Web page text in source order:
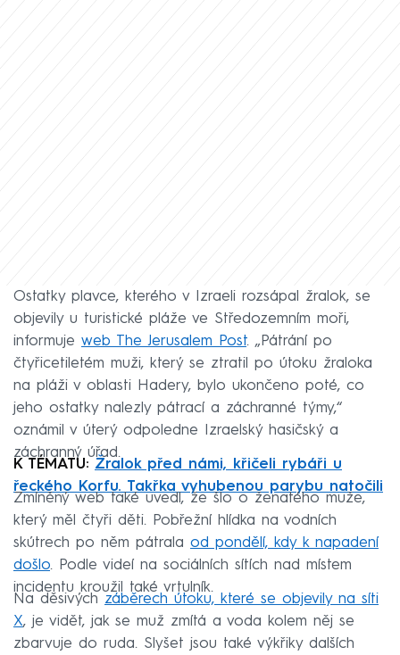
Ostatky plavce, kterého v Izraeli rozsápal žralok, se
objevily u turistické pláže ve Středozemním moři,
informuje web The Jerusalem Post. „Pátrání po
čtyřicetiletém muži, který se ztratil po útoku žraloka
na pláži v oblasti Hadery, bylo ukončeno poté, co
jeho ostatky nalezly pátrací a záchranné týmy,“
oznámil v úterý odpoledne Izraelský hasičský a
záchranný úřad.
K TÉMATU: Žralok před námi, křičeli rybáři u
řeckého Korfu. Takřka vyhubenou parybu natočili
Zmíněný web také uvedl, že šlo o ženatého muže,
který měl čtyři děti. Pobřežní hlídka na vodních
skútrech po něm pátrala od pondělí, kdy k napadení
došlo. Podle videí na sociálních sítích nad místem
incidentu kroužil také vrtulník.
Na děsivých záběrech útoku, které se objevily na síti
X, je vidět, jak se muž zmítá a voda kolem něj se
zbarvuje do ruda. Slyšet jsou také výkřiky dalších